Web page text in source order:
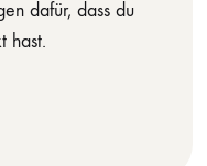
dafür, dass du
hast.